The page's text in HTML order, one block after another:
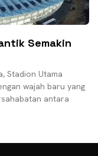
Semakin
Stadion Utama
wajah baru yang
antara